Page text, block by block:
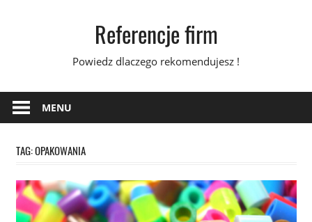
Referencje firm
Powiedz dlaczego rekomendujesz !
MENU
TAG:OPAKOWANIA